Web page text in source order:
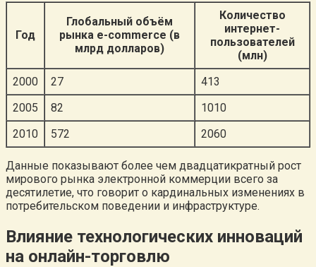
Год
Глобальный объём
рынка e-commerce (в
млрд долларов)
Количество
интернет-
пользователей
(млн)
2000
27
413
2005
82
1010
2010
572 2060
Данные показывают более чем двадцатикратный рост
мирового рынка электронной коммерции всего за
десятилетие, что говорит о кардинальных изменениях в
потребительском поведении и инфраструктуре.
Влияние технологических инноваций
на онлайн-торговлю